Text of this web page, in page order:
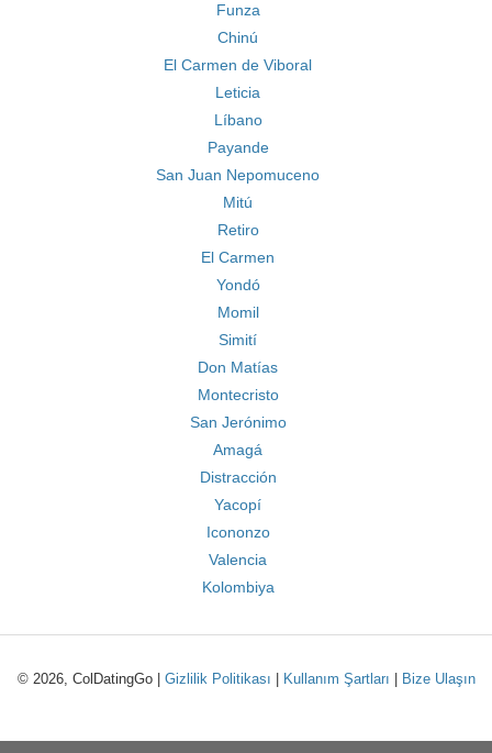
Funza
Chinú
El Carmen de Viboral
Leticia
Líbano
Payande
San Juan Nepomuceno
Mitú
Retiro
El Carmen
Yondó
Momil
Simití
Don Matías
Montecristo
San Jerónimo
Amagá
Distracción
Yacopí
Icononzo
Valencia
Kolombiya
© 2026, ColDatingGo | Gizlilik Politikası Kullanım Şartları Bize Ulaşın